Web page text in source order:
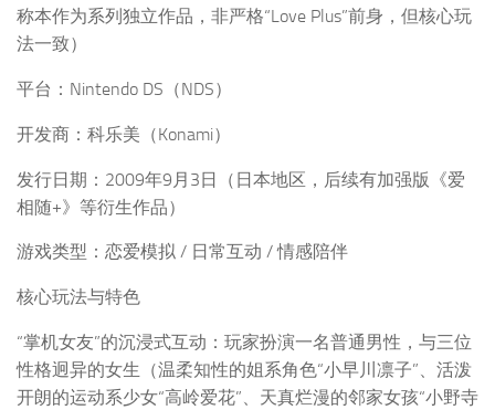
称本作为系列独立作品，非严格“Love Plus”前身，但核心玩
法一致）
平台：Nintendo DS（NDS）
开发商：科乐美（Konami）
发行日期：2009年9月3日（日本地区，后续有加强版《爱
相随+》等衍生作品）
游戏类型：恋爱模拟 / 日常互动 / 情感陪伴
核心玩法与特色
“掌机女友”的沉浸式互动：玩家扮演一名普通男性，与三位
性格迥异的女生（温柔知性的姐系角色“小早川凛子”、活泼
开朗的运动系少女“高岭爱花”、天真烂漫的邻家女孩“小野寺